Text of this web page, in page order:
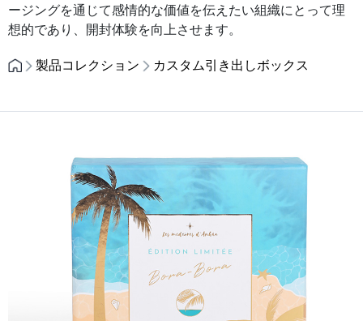
ージングを通じて感情的な価値を伝えたい組織にとって理
想的であり、開封体験を向上させます。
製品コレクション
カスタム引き出しボックス